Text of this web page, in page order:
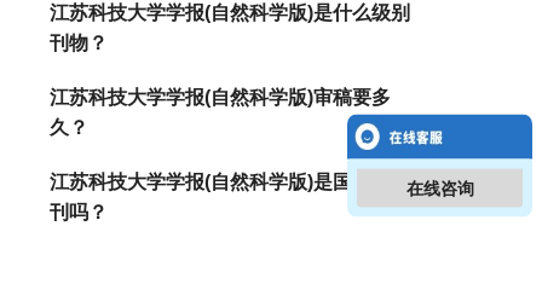
江苏科技大学学报(自然科学版)是什么级别
刊物？
江苏科技大学学报(自然科学版)审稿要多
久？
江苏科技大学学报(自然科学版)是国家级期
刊吗？
在线咨询